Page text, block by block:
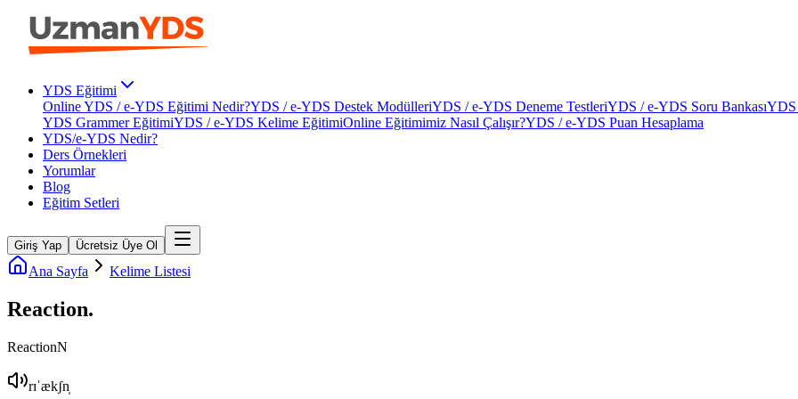
YDS Eğitimi
Online YDS / e-YDS Eğitimi Nedir?YDS / e-YDS Destek ModülleriYDS / e-YDS Deneme TestleriYDS / e-YDS Soru BankasıYDS
YDS Grammer EğitimiYDS / e-YDS Kelime EğitimiOnline Eğitimimiz Nasıl Çalışır?YDS / e-YDS Puan Hesaplama
YDS/e-YDS Nedir?
Ders Örnekleri
Yorumlar
Blog
Eğitim Setleri
Giriş Yap Ücretsiz Üye Ol
Ana Sayfa Kelime Listesi
Reaction.
ReactionN
rɪˈækʃn̩